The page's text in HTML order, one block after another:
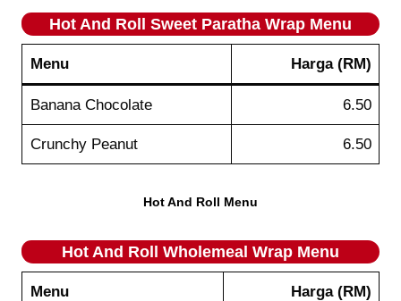
Hot And Roll Sweet Paratha Wrap Menu
Menu Harga (RM)
Banana Chocolate 6.50
Crunchy Peanut 6.50
Hot And Roll Menu
Hot And Roll Wholemeal Wrap Menu
Menu Harga (RM)